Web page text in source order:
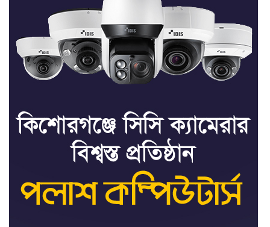
শেখ হাসিনার সঙ্গে পালানোর ফ্লাইট
কীভাবে মিস করেছিলেন সালমান এফ
রহমান
৭
ভাত রান্নার সময় নরম হয়ে গেলে কী
করবেন
৮
মৃত্যুদণ্ড বাদ না দেওয়ায়
প্রত্যক্ষদর্শীদের তথ্য দেয়নি জাতিসংঘ:
ট্রাইব্যুনালকে প্রসিকিউটর
৯
তাড়াইলে রাউতি মানবসেবা ফাউন্ডেশনের
আয়োজনে কাফন-দাফন বিষয়ক বিশেষ
প্রশিক্ষণ কর্মশালা